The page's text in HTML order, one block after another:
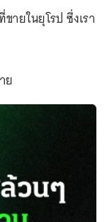
ายในยุโรป ซึ่งเรา
ย